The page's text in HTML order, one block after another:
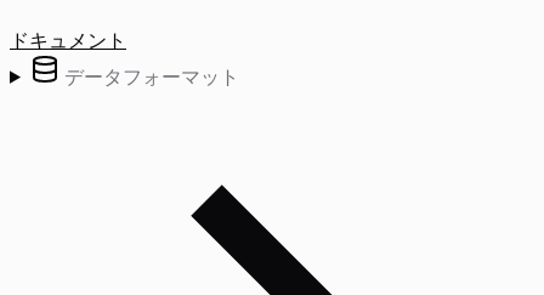
ドキュメント
データフォーマット